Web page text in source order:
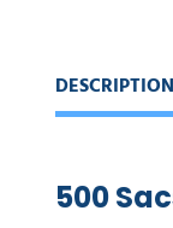
AMÉNAGEMENT
EXTÉRIEUR
DE
LA
DESCRIPTION
500